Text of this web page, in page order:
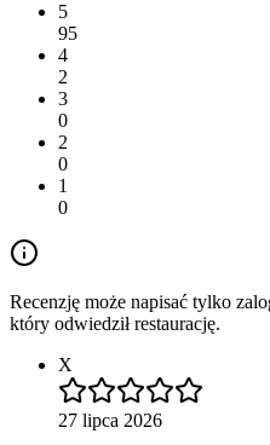
5
95
4
2
3
0
2
0
1
0
Recenzję może napisać tylko
który odwiedził restaurację.
X
27 lipca 2026